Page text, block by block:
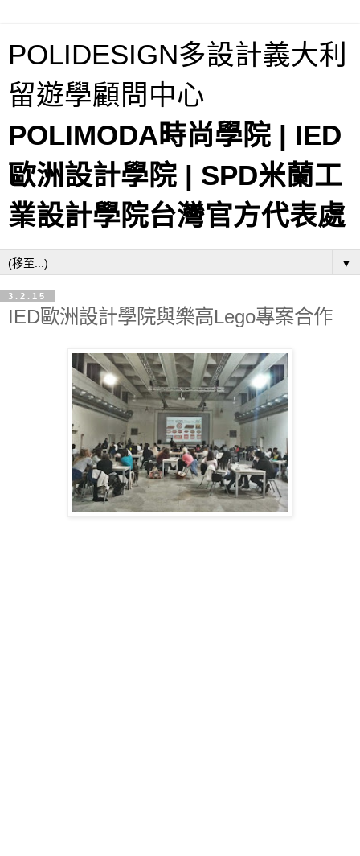
POLIDESIGN多設計義大利
留遊學顧問中心
POLIMODA時尚學院 | IED
歐洲設計學院 | SPD米蘭工
業設計學院台灣官方代表處
▼
3.2.15
IED歐洲設計學院與樂高Lego專案合作